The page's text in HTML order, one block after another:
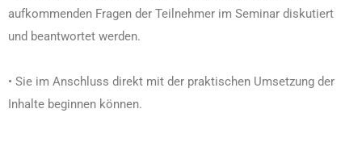
aufkommenden Fragen der Teilnehmer im Seminar diskutiert
und beantwortet werden.
• Sie im Anschluss direkt mit der praktischen Umsetzung der
Inhalte beginnen können.